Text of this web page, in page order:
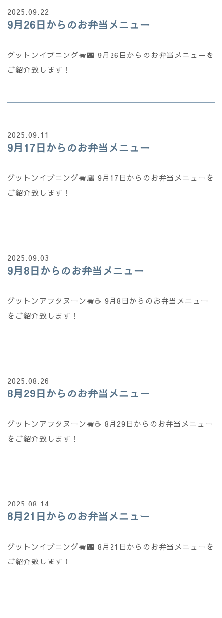
2025.09.22
9月26日からのお弁当メニュー
グットンイブニング🐖🌃 9月26日からのお弁当メニューを
ご紹介致します！
2025.09.11
9月17日からのお弁当メニュー
グットンイブニング🐖🌇 9月17日からのお弁当メニューを
ご紹介致します！
2025.09.03
9月8日からのお弁当メニュー
グットンアフタヌーン🐖☕ 9月8日からのお弁当メニュー
をご紹介致します！
2025.08.26
8月29日からのお弁当メニュー
グットンアフタヌーン🐖☕ 8月29日からのお弁当メニュー
をご紹介致します！
2025.08.14
8月21日からのお弁当メニュー
グットンイブニング🐖🌃 8月21日からのお弁当メニューを
ご紹介致します！